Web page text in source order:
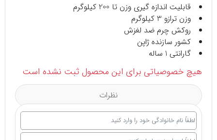
قابلیت اندازه گیری وزن تا 200 کیلوگرم
وزن ترازو 3 کیلوگرم
روکش چرم ضد لغزش
کشور سازنده ژاپن
گارانتی 1 ساله
هیچ خصوصیاتی برای این محصول ثبت نشده است
نظرات